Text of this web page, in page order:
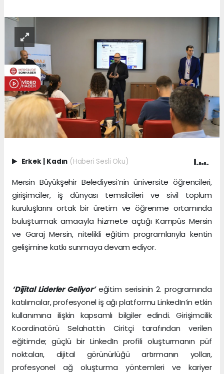
Erkek | Kadın (Haberi Sesli Oku)
Mersin Büyükşehir Belediyesi’nin üniversite öğrencileri,
girişimciler, iş dünyası temsilcileri ve sivil toplum
kuruluşlarını ortak bir üretim ve öğrenme ortamında
buluşturmak amacıyla hizmete açtığı Kampüs Mersin
ve Garaj Mersin, nitelikli eğitim programlarıyla kentin
gelişimine katkı sunmaya devam ediyor.
‘Dijital Liderler Geliyor’eğitim serisinin 2. programında
katılımcılar, profesyonel iş ağı platformu LinkedIn’in etkin
kullanımına ilişkin kapsamlı bilgiler edindi. Girişimcilik
Koordinatörü Selahattin Ciritçi tarafından verilen
eğitimde; güçlü bir LinkedIn profili oluşturmanın püf
noktaları, dijital görünürlüğü artırmanın yolları,
profesyonel ağ oluşturma yöntemleri ve kariyer